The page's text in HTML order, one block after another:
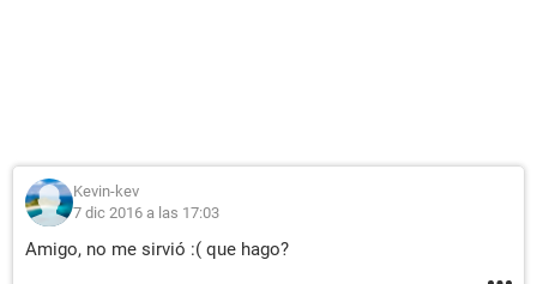
Kevin-kev
7 dic 2016 a las 17:03
Amigo, no me sirvió :( que hago?